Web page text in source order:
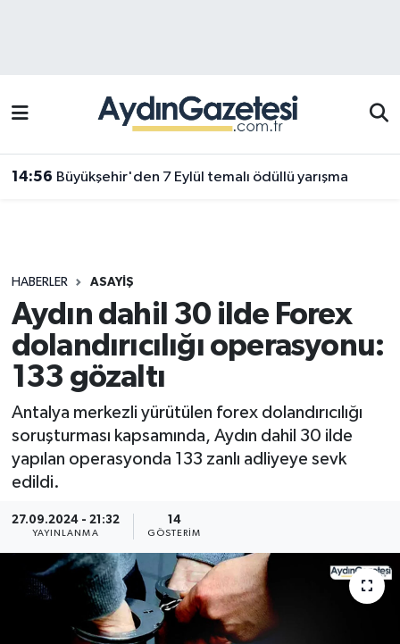
14:56 Büyükşehir'den 7 Eylül temalı ödüllü yarışma
HABERLER ASAYIŞ
Aydın dahil 30 ilde Forex
dolandırıcılığı operasyonu:
133 gözaltı
Antalya merkezli yürütülen forex dolandırıcılığı
soruşturması kapsamında, Aydın dahil 30 ilde
yapılan operasyonda 133 zanlı adliyeye sevk
edildi.
27.09.2024 - 21:32
YAYINLANMA
14
GÖSTERIM
Efeler Trafik Yoğunluk Haritası
Süper Lig Puan Durumu ve Fikstür